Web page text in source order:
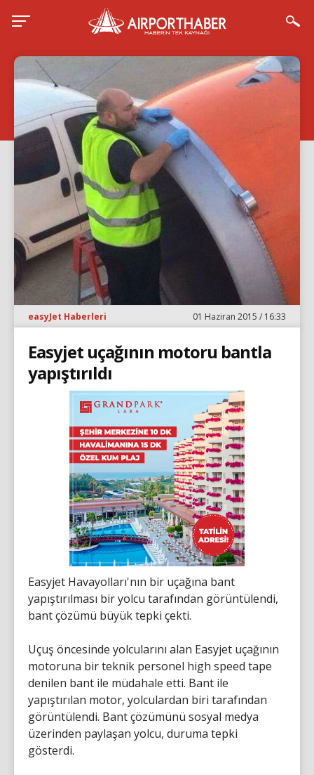
easyJet Haberleri 01 Haziran 2015 / 16:33
Easyjet uçağının motoru bantla
yapıştırıldı
Easyjet Havayolları'nın bir uçağına bant
yapıştırılması bir yolcu tarafından görüntülendi,
bant çözümü büyük tepki çekti.
Uçuş öncesinde yolcularını alan Easyjet uçağının
motoruna bir teknik personel high speed tape
denilen bant ile müdahale etti. Bant ile
yapıştırılan motor, yolculardan biri tarafından
görüntülendi. Bant çözümünü sosyal medya
üzerinden paylaşan yolcu, duruma tepki
gösterdi.